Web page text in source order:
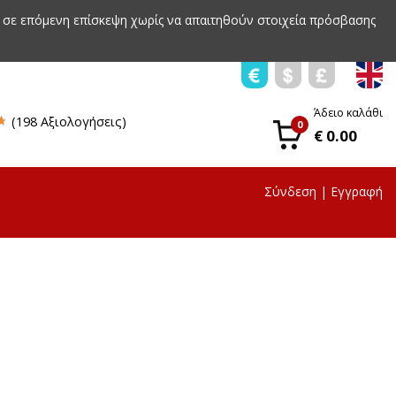
επόμενη επίσκεψη χωρίς να απαιτηθούν στοιχεία πρόσβασης
(198 Αξιολογήσεις) 0
Άδειο καλάθι
€ 0.00
Σύνδεση | Εγγραφή